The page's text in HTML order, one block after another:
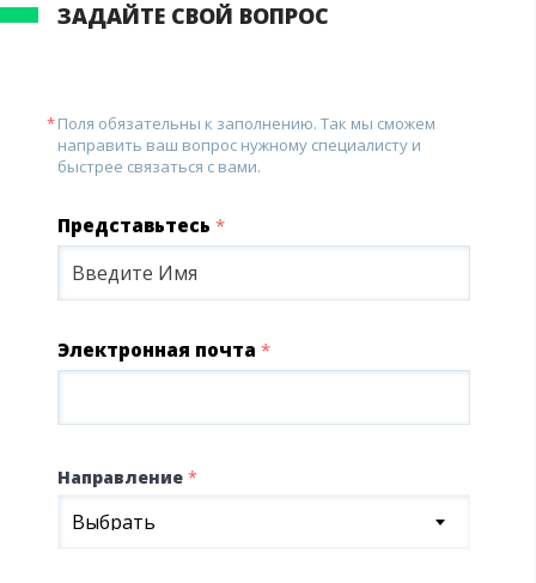
ЗАДАЙТЕ СВОЙ ВОПРОС
Поля обязательны к заполнению. Так мы сможем
направить ваш вопрос нужному специалисту и
быстрее связаться с вами.
Представьтесь *
Электронная почта *
Направление *
Выбрать